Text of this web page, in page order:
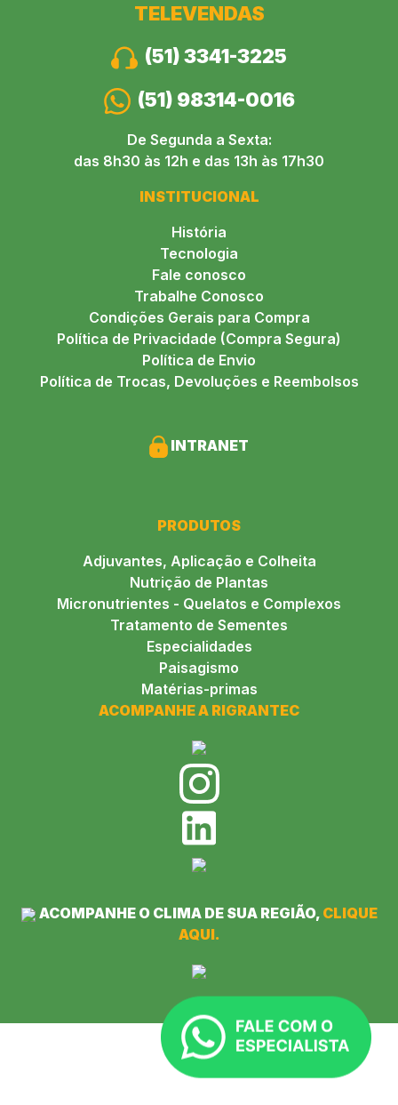
TELEVENDAS
(51) 3341-3225
(51) 98314-0016
De Segunda a Sexta:
das 8h30 às 12h e das 13h às 17h30
INSTITUCIONAL
História
Tecnologia
Fale conosco
Trabalhe Conosco
Condições Gerais para Compra
Política de Privacidade (Compra Segura)
Política de Envio
Política de Trocas, Devoluções e Reembolsos
INTRANET
PRODUTOS
Adjuvantes, Aplicação e Colheita
Nutrição de Plantas
Micronutrientes - Quelatos e Complexos
Tratamento de Sementes
Especialidades
Paisagismo
Matérias-primas
ACOMPANHE A RIGRANTEC
ACOMPANHE O CLIMA DE SUA REGIÃO, CLIQUE
AQUI.